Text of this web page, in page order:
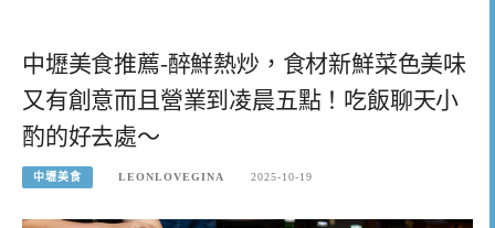
中壢美食推薦-醉鮮熱炒，食材新鮮菜色美味
又有創意而且營業到凌晨五點！吃飯聊天小
酌的好去處～
中壢美食 LEONLOVEGINA 2025-10-19